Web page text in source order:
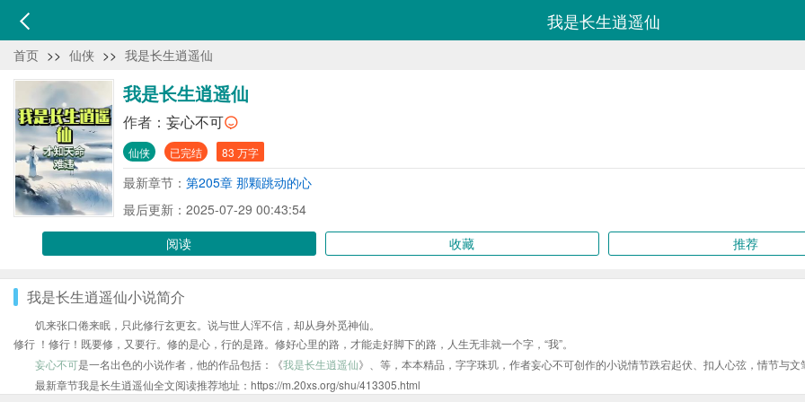
我是长生逍遥仙
首页 >> 仙侠 >> 我是长生逍遥仙
我是长生逍遥仙
作者： 妄心不可
仙侠 已完结 83 万字
最新章节： 第205章 那颗跳动的心
最后更新：2025-07-29 00:43:54
阅读
收藏 推荐
我是长生逍遥仙小说简介
饥来张口倦来眠，只此修行玄更玄。说与世人浑不信，却从身外觅神仙。
修行 ！修行！既要修，又要行。修的是心，行的是路。修好心里的路，才能走好脚下的路，人生无非就一个字，“我”。
妄心不可是一名出色的小说作者，他的作品包括：《我是长生逍遥仙》、等，本本精品，字字珠玑，作者妄心不可创作的小说情节跌宕起伏、扣人心弦，情节与文
最新章节我是长生逍遥仙全文阅读推荐地址：https://m.20xs.org/shu/413305.html